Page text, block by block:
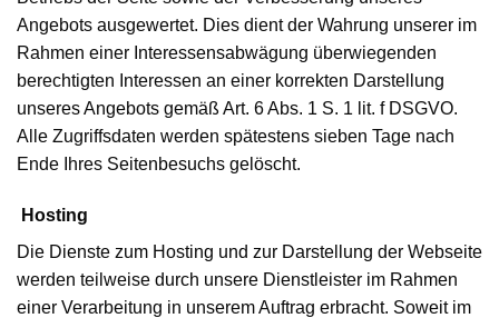
Angebots ausgewertet. Dies dient der Wahrung unserer im
Rahmen einer Interessensabwägung überwiegenden
berechtigten Interessen an einer korrekten Darstellung
unseres Angebots gemäß Art. 6 Abs. 1 S. 1 lit. f DSGVO.
Alle Zugriffsdaten werden spätestens sieben Tage nach
Ende Ihres Seitenbesuchs gelöscht.
Hosting
Die Dienste zum Hosting und zur Darstellung der Webseite
werden teilweise durch unsere Dienstleister im Rahmen
einer Verarbeitung in unserem Auftrag erbracht. Soweit im